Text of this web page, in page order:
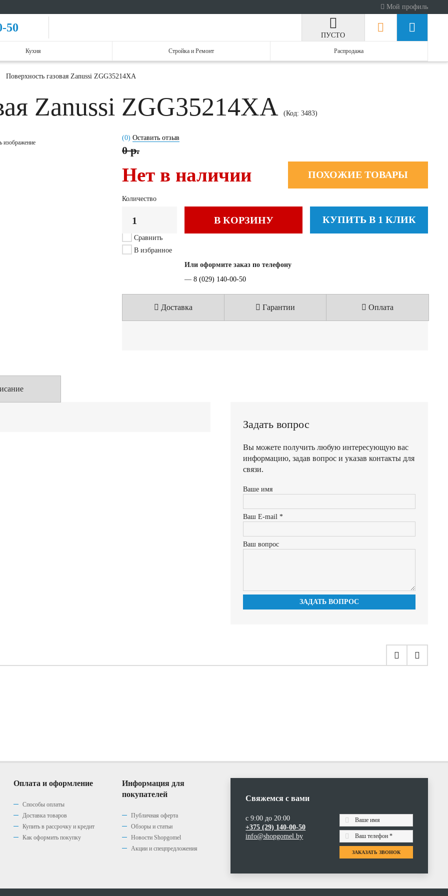
Мой профиль
50
ПУСТО
Кухня Стройка и Ремонт Распродажа
Поверхность газовая Zanussi ZGG35214XA
Zanussi ZGG35214XA (Код: 3483)
изображение
(0) Оставить отзыв
0 р.
Нет в наличии ПОХОЖИЕ ТОВАРЫ
Количество
В КОРЗИНУ КУПИТЬ В 1 КЛИК
Сравнить
В избранное
Или оформите заказ по телефону
— 8 (029) 140-00-50
Доставка Гарантии Оплата
Задать вопрос
Вы можете получить любую интересующую вас
информацию, задав вопрос и указав контакты для
связи.
Ваше имя
Ваш E-mail *
Ваш вопрос
ЗАДАТЬ ВОПРОС
Оплата и оформление
Способы оплаты
Доставка товаров
Купить в рассрочку и кредит
Как оформить покупку
Информация для
покупателей
Публичная оферта
Обзоры и статьи
Новости Shopgomel
Акции и спецпредложения
Свяжемся с вами
с 9:00 до 20:00
+375 (29) 140-00-50
info@shopgomel.by
ЗАКАЗАТЬ ЗВОНОК